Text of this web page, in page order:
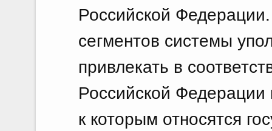
Российской
сегментов системы
привлекать в
Российской
к которым относятся